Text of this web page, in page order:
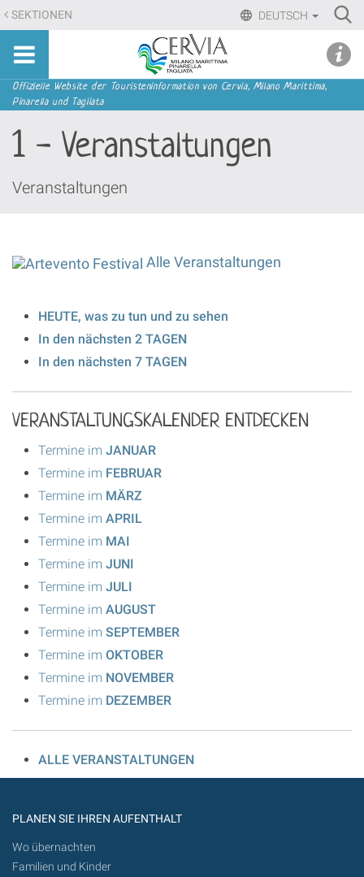
Direkt
zum
Inhalt
Direkt
zur
Navigation
DEUTSCH
SEKTIONEN
Sito
turistico
ufficiale
Milano
Marittima,
Sektionen
Offizielle Website der Touristeninformation von Cervia, Milano Marittima,
Pinarella und Tagliata
1 - Veranstaltungen
Veranstaltungen
Alle Veranstaltungen
HEUTE, was zu tun und zu sehen
In den nächsten 2 TAGEN
In den nächsten 7 TAGEN
VERANSTALTUNGSKALENDER ENTDECKEN
Termine im JANUAR
Termine im FEBRUAR
Termine im MÄRZ
Termine im APRIL
Termine im MAI
Termine im JUNI
Termine im JULI
Termine im AUGUST
Termine im SEPTEMBER
Termine im OKTOBER
Termine im NOVEMBER
Termine im DEZEMBER
ALLE VERANSTALTUNGEN
PLANEN SIE IHREN AUFENTHALT
Wo übernachten
Familien und Kinder
menu